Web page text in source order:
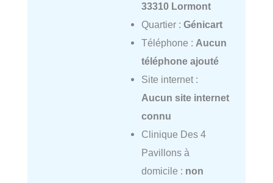
33310 Lormont
Quartier : Génicart
Téléphone : Aucun
téléphone ajouté
Site internet :
Aucun site internet
connu
Clinique Des 4
Pavillons à
domicile : non